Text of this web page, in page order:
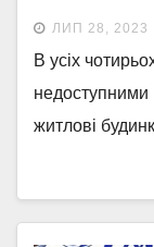
ЛИП 28, 2023
В усіх
недоступними
житлові